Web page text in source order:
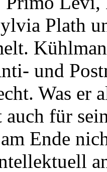
Plath
und
Was er
für
Ende